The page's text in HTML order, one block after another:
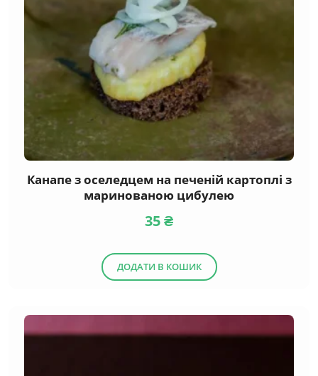
Канапе з оселедцем на печеній картоплі з
маринованою цибулею
35₴
ДОДАТИ В КОШИК